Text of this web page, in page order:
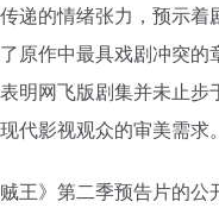
递的情绪张力，预示
原作中最具戏剧冲突
明网飞版剧集并未止
代影视观众的审美需求。
王》第二季预告片的公